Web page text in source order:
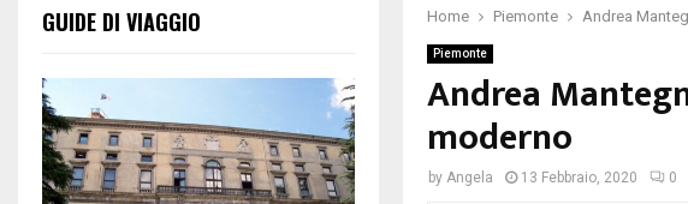
Home Piemonte Andrea
Piemonte
Andrea
moderno
by Angela 13 Febbraio, 2020 0
GUIDE DI VIAGGIO